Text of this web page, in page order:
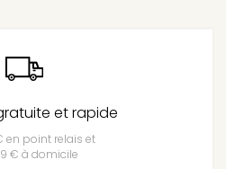
et rapide
en point relais et
€ à domicile